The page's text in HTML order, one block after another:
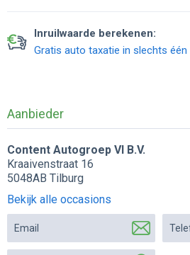
Inruilwaarde berekenen:
Gratis auto taxatie in slechts één
Aanbieder
Content Autogroep VI B.V.
Kraaivenstraat 16
5048AB Tilburg
Bekijk alle occasions
Email